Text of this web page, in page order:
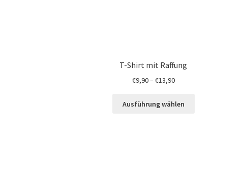
T-Shirt mit Raffung
€9,90–€13,90
Ausführung wählen